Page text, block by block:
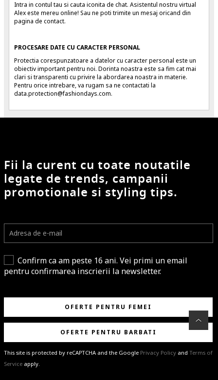
Intra in contul tau si cauta iconita de chat. Asistentul nostru virtual
Alex este mereu online! Sau ne poti trimite un mesaj oricand din
pagina de contact.
PROCESARE DATE CU CARACTER PERSONAL
Protectia corespunzatoare a datelor cu caracter personal este un
obiectiv important pentru noi. Dorinta noastra este sa fim cat mai
clari si transparenti cu privire la abordarea noastra in materie.
Pentru orice intrebare, va rugam sa ne contactati la
data.protection@fashiondays.com.
Fii la curent cu toate noutatile
legate de trends, campanii
promotionale si styling tips.
Confirm ca am peste 16 ani. Vei primi un email
pentru confirmarea inscrierii la newsletter.
OFERTE PENTRU FEMEI
OFERTE PENTRU BARBATI
This site is protected by reCAPTCHA and the Google Privacy Policy and Terms of
Service apply.